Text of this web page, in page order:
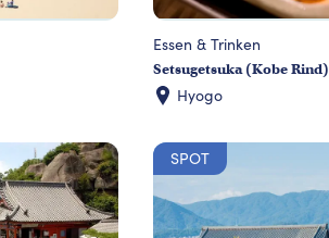
Essen & Trinken
Setsugetsuka (Kobe Rind)
Hyogo
SPOT